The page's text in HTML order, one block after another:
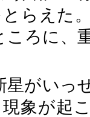
らえた
ころに、
星がいっ
象が起